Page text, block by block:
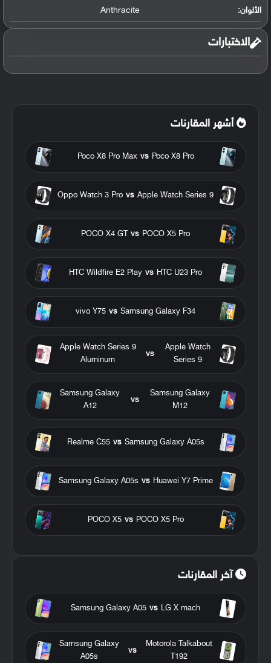
الألوان: Anthracite
الاختبارات
أشهر المقارنات
Poco X8 Pro
vs
Poco X8 Pro Max
Apple Watch Series 9
vs
Oppo Watch 3 Pro
POCO X5 Pro
vs
POCO X4 GT
HTC U23 Pro
vs
HTC Wildfire E2 Play
Samsung Galaxy F34
vs
vivo Y75
Apple Watch
Series 9
vs
Apple Watch Series 9
Aluminum
Samsung Galaxy
M12
vs
Samsung Galaxy
A12
Samsung Galaxy A05s
vs
Realme C55
Huawei Y7 Prime
vs
Samsung Galaxy A05s
POCO X5 Pro
vs
POCO X5
آخر المقارنات
LG X mach
vs
Samsung Galaxy A05
Motorola Talkabout
T192
vs
Samsung Galaxy
A05s